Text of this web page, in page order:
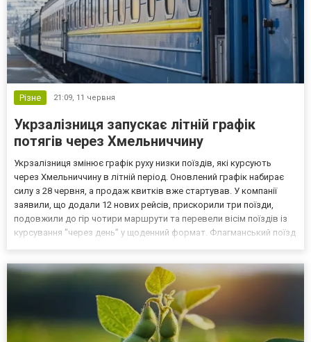
Різне 21:09, 11 червня
Укрзалізниця запускає літній графік
потягів через Хмельниччину
Укрзалізниця змінює графік руху низки поїздів, які курсують
через Хмельниччину в літній період. Оновлений графік набирає
силу з 28 червня, а продаж квитків вже стартував. У компанії
заявили, що додали 12 нових рейсів, прискорили три поїзди,
подовжили до гір чотири маршрути та перевели вісім поїздів із
курсування "через день" у щоденний формат. Флагманський поїзд